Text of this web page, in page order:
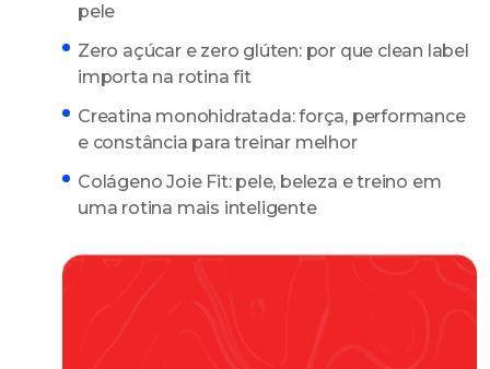
pele
Zero açúcar e zero glúten: por que clean label
importa na rotina fit
Creatina monohidratada: força, performance
e constância para treinar melhor
Colágeno Joie Fit: pele, beleza e treino em
uma rotina mais inteligente